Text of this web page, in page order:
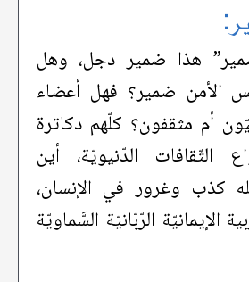
هذا ضمير دجل، وهل
الأمن ضمير؟ فهل أعضاء
أم مثقفون؟ كلّهم دكاترة
الثّقافات الدّنيويّة، أين
كذب وغرور في الإنسان،
الإيمانيّة الرّبّانيّة السَّماويّة